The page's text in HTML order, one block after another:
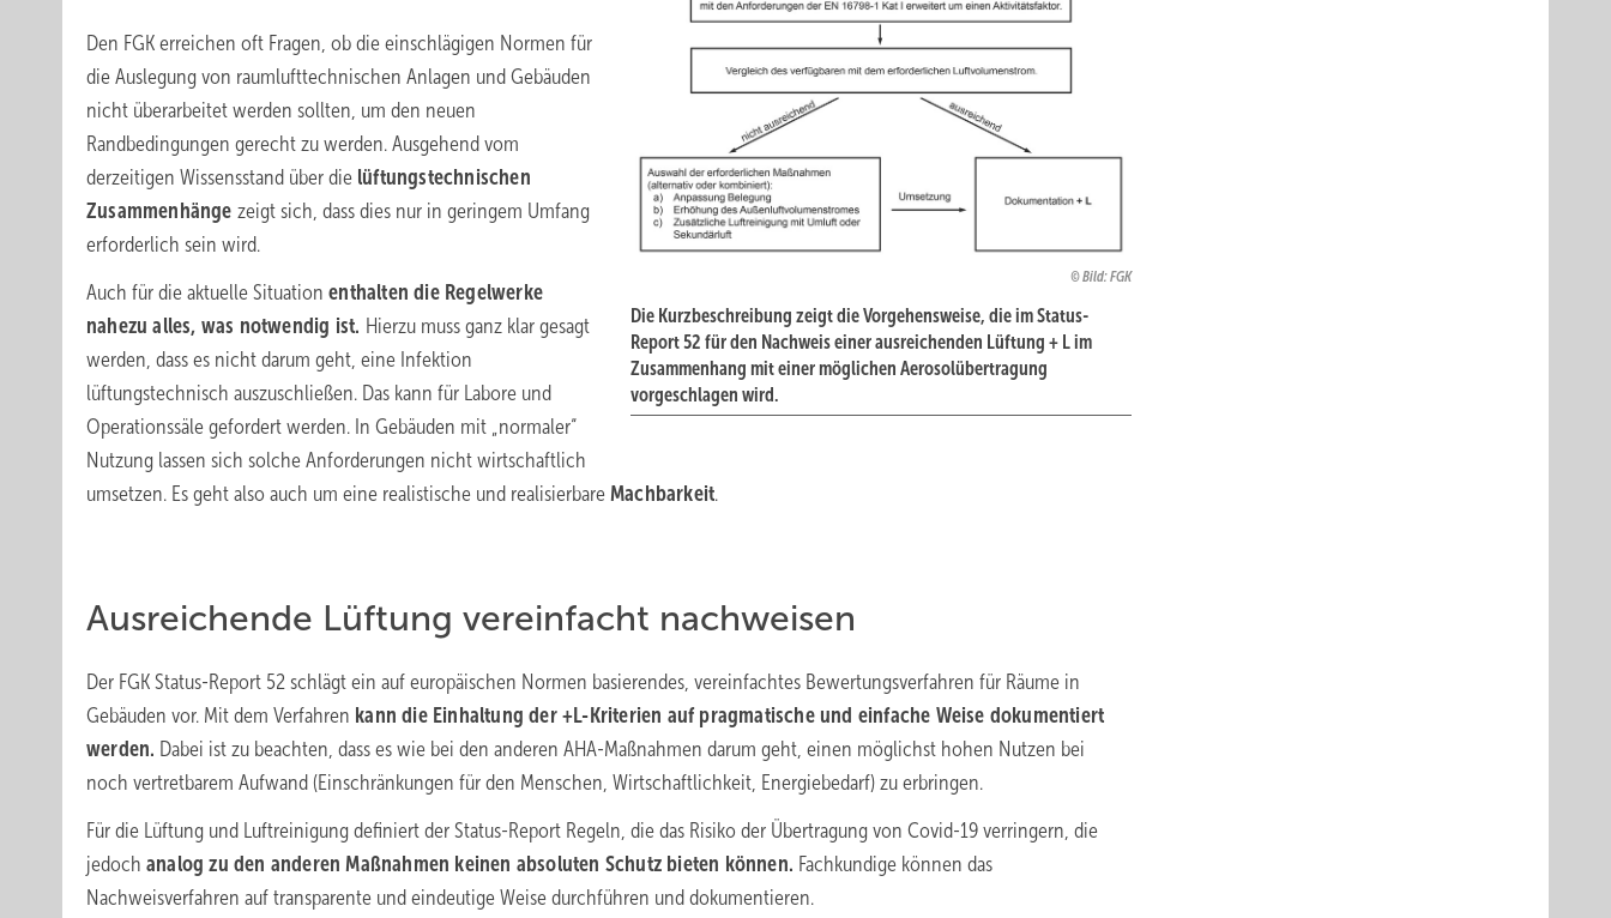
Bild: FGK
Die Kurzbeschreibung zeigt die Vorgehensweise, die im Status-
Report 52 für den Nachweis einer ausreichenden Lüftung + L im
Zusammenhang mit einer ­möglichen Aerosolübertragung
vorgeschlagen wird.
Den FGK erreichen oft Fragen, ob die einschlägigen Normen für
die Auslegung von raumlufttechnischen Anlagen und Gebäuden
nicht überarbeitet werden sollten, um den neuen
Randbedingungen gerecht zu werden. Ausgehend vom
derzeitigen Wissensstand über die lüftungstechnischen
Zusammenhänge zeigt sich, dass dies nur in geringem Umfang
erforderlich sein wird.
Auch für die aktuelle Situation enthalten die Regelwerke
nahezu alles, was notwendig ist. Hierzu muss ganz klar gesagt
werden, dass es nicht darum geht, eine Infektion
lüftungstechnisch auszuschließen. Das kann für Labore und
Operationssäle gefordert werden. In Gebäuden mit „normaler“
Nutzung lassen sich solche Anforderungen nicht wirtschaftlich
umsetzen. Es geht also auch um eine realistische und realisierbare Machbarkeit.
Ausreichende Lüftung vereinfacht nachweisen
Der FGK Status-Report 52 schlägt ein auf europäischen Normen basierendes, vereinfachtes Bewertungsverfahren für Räume in
Gebäuden vor. Mit dem Verfahren kann die Einhaltung der +L-Kriterien auf pragmatische und einfache Weise dokumentiert
werden. Dabei ist zu beachten, dass es wie bei den anderen AHA-Maßnahmen darum geht, einen möglichst hohen Nutzen bei
noch vertretbarem Aufwand (Einschränkungen für den Menschen, Wirtschaftlichkeit, Energiebedarf) zu erbringen.
Für die Lüftung und Luftreinigung definiert der Status-Report Regeln, die das Risiko der Übertragung von Covid-19 verringern, die
jedoch analog zu den anderen Maßnahmen keinen absoluten Schutz bieten können. Fachkundige können das
Nachweisverfahren auf transparente und eindeutige Weise durchführen und dokumentieren.